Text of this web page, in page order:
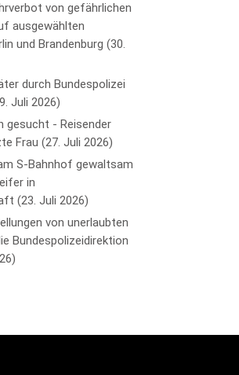
von gefährlichen
ausgewählten
und Brandenburg 30.
durch Bundespolizei
Juli 2026
gesucht - Reisender
Frau 27. Juli 2026
S-Bahnhof gewaltsam
in
23. Juli 2026
von unerlaubten
Bundespolizeidirektion